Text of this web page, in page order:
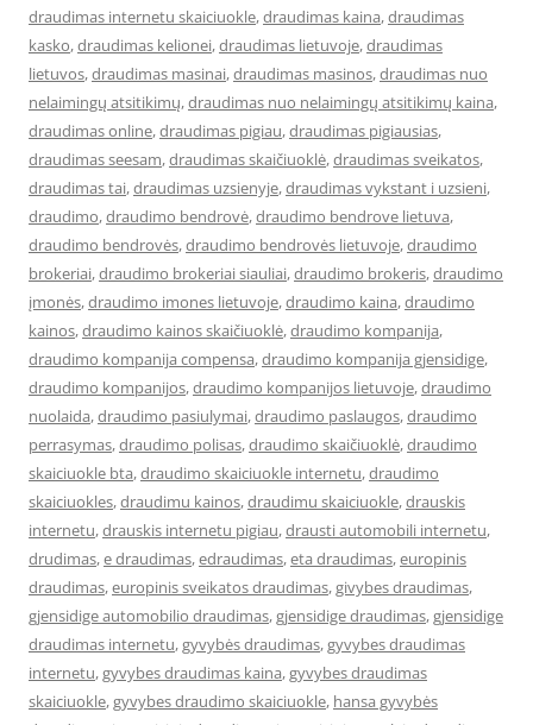
draudimas internetu skaiciuokle,draudimas kaina,draudimas
kasko,draudimas kelionei,draudimas lietuvoje,draudimas
lietuvos,draudimas masinai,draudimas masinos,draudimas nuo
nelaimingų atsitikimų,draudimas nuo nelaimingų atsitikimų kaina,
draudimas online,draudimas pigiau,draudimas pigiausias,
draudimas seesam,draudimas skaičiuoklė,draudimas sveikatos,
draudimas tai,draudimas uzsienyje,draudimas vykstant i uzsieni,
draudimo,draudimo bendrovė,draudimo bendrove lietuva,
draudimo bendrovės,draudimo bendrovės lietuvoje,draudimo
brokeriai,draudimo brokeriai siauliai,draudimo brokeris,draudimo
įmonės,draudimo imones lietuvoje,draudimo kaina,draudimo
kainos,draudimo kainos skaičiuoklė,draudimo kompanija,
draudimo kompanija compensa,draudimo kompanija gjensidige,
draudimo kompanijos,draudimo kompanijos lietuvoje,draudimo
nuolaida,draudimo pasiulymai,draudimo paslaugos,draudimo
perrasymas,draudimo polisas,draudimo skaičiuoklė,draudimo
skaiciuokle bta,draudimo skaiciuokle internetu,draudimo
skaiciuokles,draudimu kainos,draudimu skaiciuokle,drauskis
internetu,drauskis internetu pigiau,drausti automobili internetu,
drudimas,e draudimas,edraudimas,eta draudimas,europinis
draudimas,europinis sveikatos draudimas,givybes draudimas,
gjensidige automobilio draudimas,gjensidige draudimas,gjensidige
draudimas internetu,gyvybės draudimas,gyvybes draudimas
internetu,gyvybes draudimas kaina,gyvybes draudimas
skaiciuokle,gyvybes draudimo skaiciuokle, hansa gyvybės